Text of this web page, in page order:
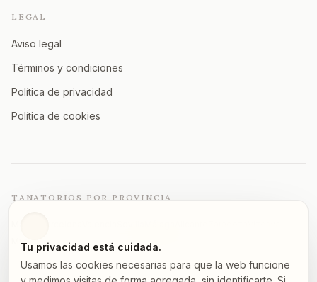
LEGAL
Aviso legal
Términos y condiciones
Política de privacidad
Política de cookies
TANATORIOS POR PROVINCIA
Murcia
A Coruña Asturias Granada Ver todas →
Tu privacidad está cuidada.
Usamos las cookies necesarias para que la web funcione